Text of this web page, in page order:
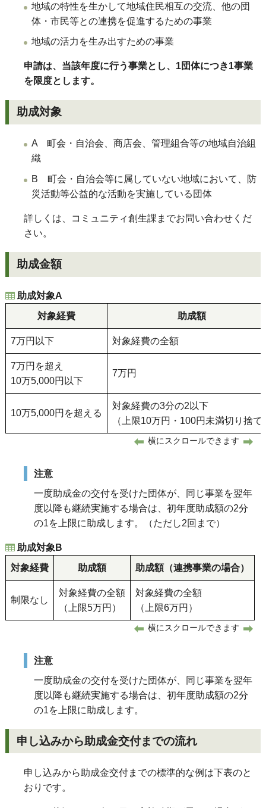
地域の特性を生かして地域住民相互の交流、他の団
体・市民等との連携を促進するための事業
地域の活力を生み出すための事業
申請は、当該年度に行う事業とし、1団体につき1事業
を限度とします。
助成対象
A 町会・自治会、商店会、管理組合等の地域自治組
織
B 町会・自治会等に属していない地域において、防
災活動等公益的な活動を実施している団体
詳しくは、コミュニティ創生課までお問い合わせくだ
さい。
助成金額
助成対象A
対象経費
助成額
7万円以下 対象経費の全額
7万円を超え
10万5,000円以下
7万円
10万5,000円を超える
対象経費の3分の2以下
（上限10万円・100円未満切り捨て
横にスクロールできます
注意
一度助成金の交付を受けた団体が、同じ事業を翌年
度以降も継続実施する場合は、初年度助成額の2分
の1を上限に助成します。（ただし2回まで）
助成対象B
対象経費
助成額 助成額（連携事業の場合）
制限なし
対象経費の全額
（上限5万円）
対象経費の全額
（上限6万円）
横にスクロールできます
注意
一度助成金の交付を受けた団体が、同じ事業を翌年
度以降も継続実施する場合は、初年度助成額の2分
の1を上限に助成します。
申し込みから助成金交付までの流れ
申し込みから助成金交付までの標準的な例は下表のと
おりです。